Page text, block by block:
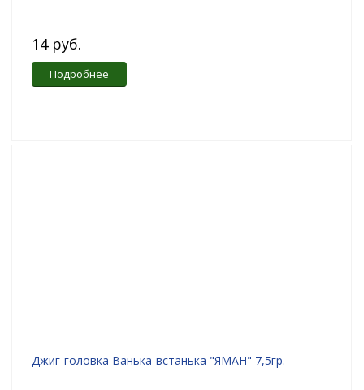
14 руб.
Подробнее
Джиг-головка Ванька-встанька "ЯМАН" 7,5гр.